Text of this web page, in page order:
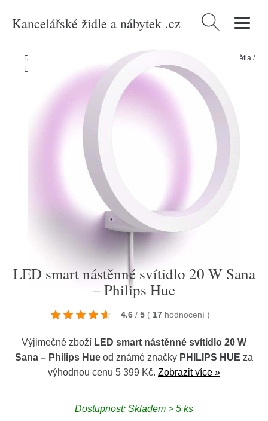
Kancelářské židle a nábytek .cz Vyhledávání
Domů > Svítidla > Smart osvětlení > Smart nástěnná světla /
LED smart nástěnné svítidlo 20 W Sana – Philips Hue
LED smart nástěnné svítidlo 20 W Sana
– Philips Hue
4.6 / 5 ( 17 hodnocení )
Výjimečné zboží LED smart nástěnné svítidlo 20 W
Sana – Philips Hue od známé značky PHILIPS HUE za
výhodnou cenu 5 399 Kč. Zobrazit více »
Dostupnost: Skladem > 5 ks